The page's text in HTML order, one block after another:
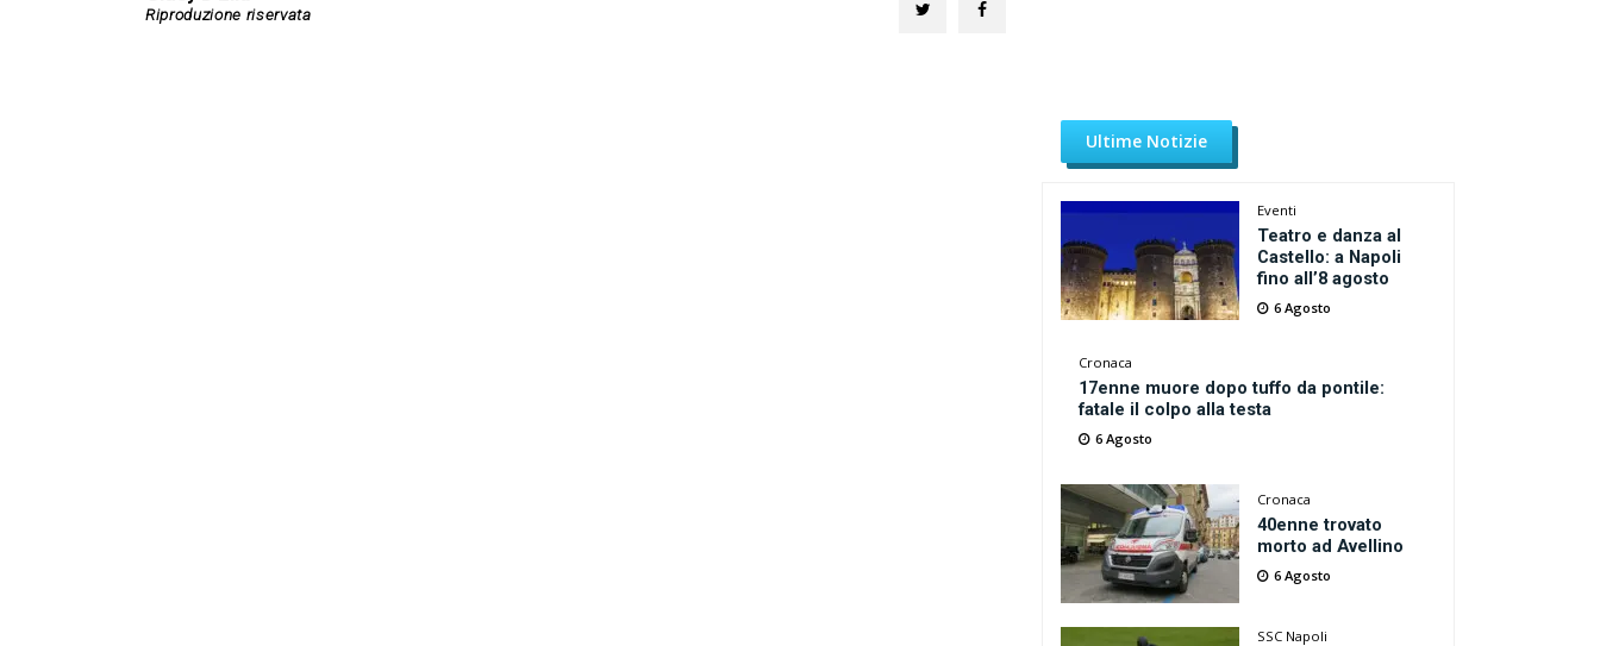
Ultime Notizie
Eventi
Teatro e danza al
Castello: a Napoli
fino all’8 agosto
6 Agosto
Cronaca
17enne muore dopo tuffo da pontile:
fatale il colpo alla testa
6 Agosto
Cronaca
40enne trovato
morto ad Avellino
6 Agosto
SSC Napoli